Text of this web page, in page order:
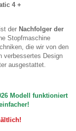
4 +
der Nachfolger der
Stopfmaschine
die wir von den
verbessertes Design
ausgestattet.
Modell funktioniert